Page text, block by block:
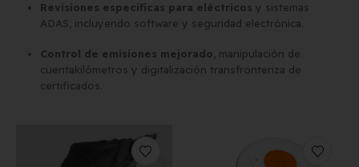
Revisiones específicas para eléctricos y sistemas
ADAS, incluyendo software y seguridad electrónica.
Control de emisiones mejorado, manipulación de
cuentakilómetros y digitalización transfronteriza de
certificados.